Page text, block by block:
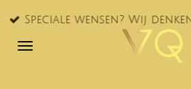
Ga
naar
Speciale wensen? Wij